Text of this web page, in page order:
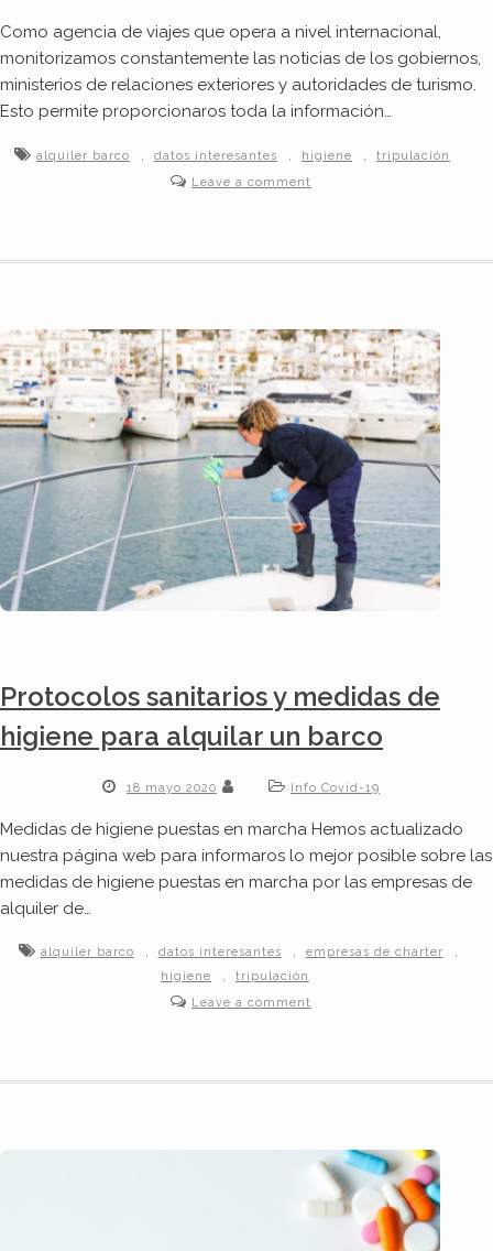
Como agencia de viajes que opera a nivel internacional,
monitorizamos constantemente las noticias de los gobiernos,
ministerios de relaciones exteriores y autoridades de turismo.
Esto permite proporcionaros toda la información…
alquiler barco , datos interesantes , higiene ,
tripulación
Leave a comment
Protocolos sanitarios y medidas de
higiene para alquilar un barco
18 mayo 2020 Info Covid-19
Medidas de higiene puestas en marcha Hemos actualizado
nuestra página web para informaros lo mejor posible sobre las
medidas de higiene puestas en marcha por las empresas de
alquiler de…
alquiler barco , datos interesantes , empresas de charter ,
higiene ,
tripulación
Leave a comment